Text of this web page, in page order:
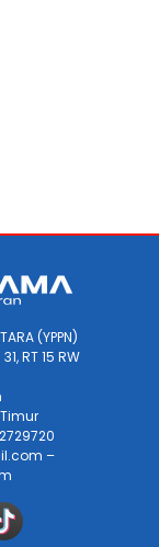
(YPPN)
RT 15 RW
–